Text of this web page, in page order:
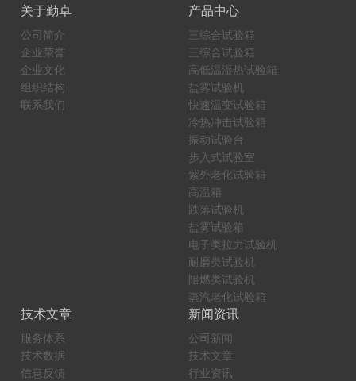
关于勤卓
公司简介
企业荣誉
企业文化
组织结构
联系我们
产品中心
三综合试验箱
三综合试验箱
高低温湿热试验箱
盐雾试验机
快速温变试验箱
冷热冲击试验箱
振动试验台
步入式试验室
紫外老化试验箱
高温箱
跌落试验机
盐雾试验箱
电子类拉力试验机
耐磨类试验机
阻燃类试验机
蒸汽老化试验箱
技术文章
服务体系
技术数据
信息反馈
新闻资讯
公司新闻
技术文章
行业资讯